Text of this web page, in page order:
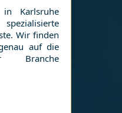
in Karlsruhe
Wir finden
auf die
Branche